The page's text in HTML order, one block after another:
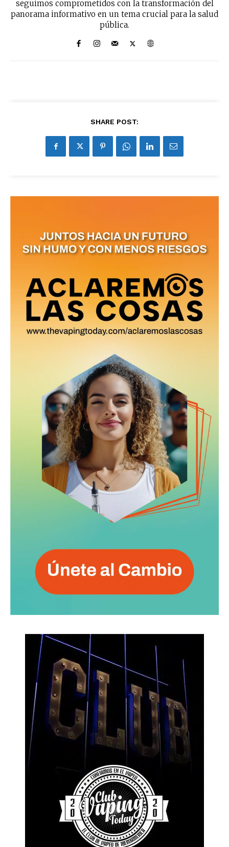
seguimos comprometidos con la transformación del
panorama informativo en un tema crucial para la salud
pública.
SHARE POST: